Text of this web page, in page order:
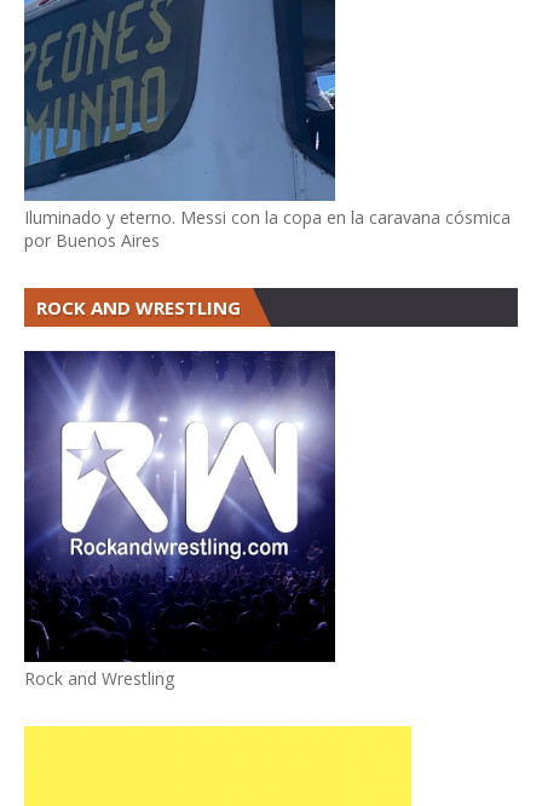
Iluminado y eterno. Messi con la copa en la caravana cósmica
por Buenos Aires
ROCK AND WRESTLING
Rock and Wrestling